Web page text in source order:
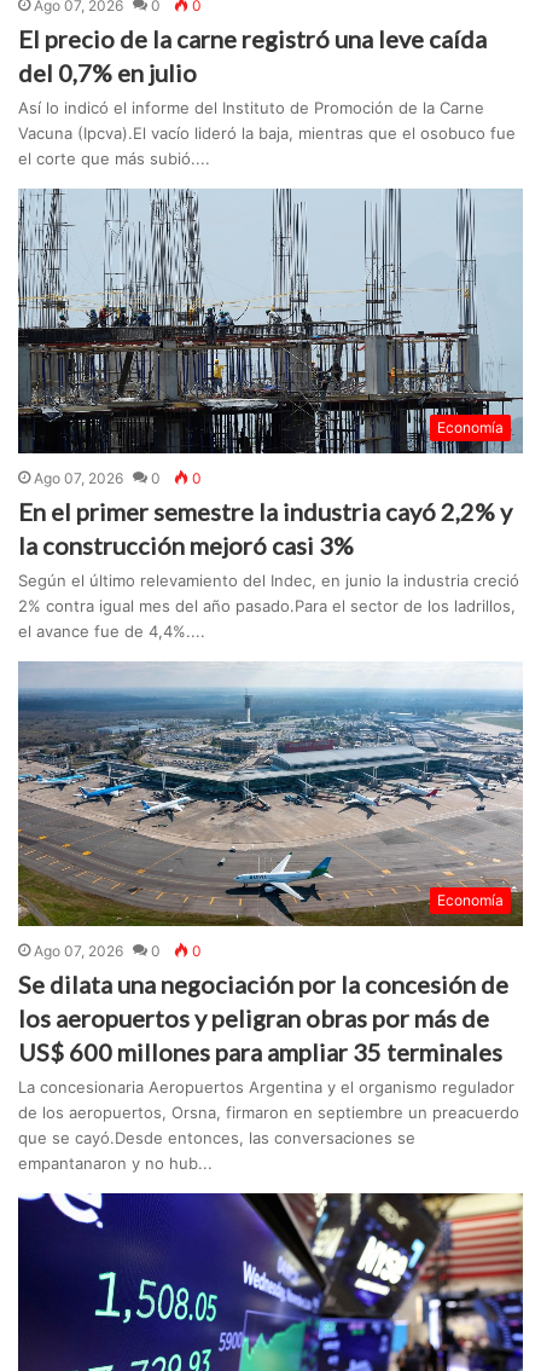
Ago 07, 2026 0 0
El precio de la carne registró una leve caída
del 0,7% en julio
Así lo indicó el informe del Instituto de Promoción de la Carne
Vacuna (Ipcva).El vacío lideró la baja, mientras que el osobuco fue
el corte que más subió....
Economía
Ago 07, 2026 0 0
En el primer semestre la industria cayó 2,2% y
la construcción mejoró casi 3%
Según el último relevamiento del Indec, en junio la industria creció
2% contra igual mes del año pasado.Para el sector de los ladrillos,
el avance fue de 4,4%....
Economía
Ago 07, 2026 0 0
Se dilata una negociación por la concesión de
los aeropuertos y peligran obras por más de
US$ 600 millones para ampliar 35 terminales
La concesionaria Aeropuertos Argentina y el organismo regulador
de los aeropuertos, Orsna, firmaron en septiembre un preacuerdo
que se cayó.Desde entonces, las conversaciones se
empantanaron y no hub...